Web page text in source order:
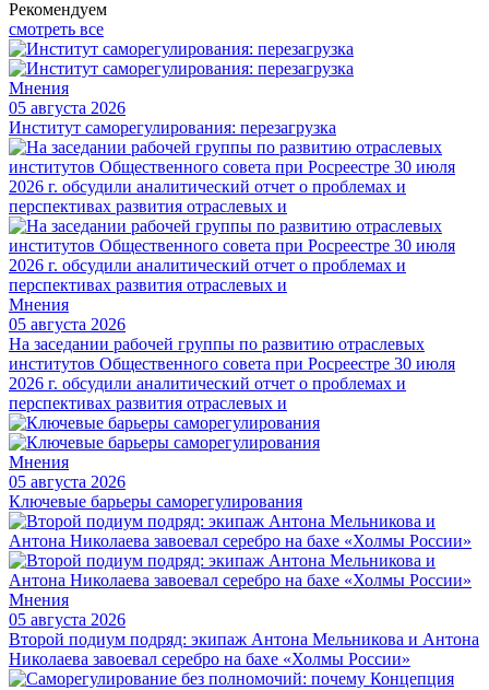
Рекомендуем
смотреть все
Мнения
05 августа 2026
Институт саморегулирования: перезагрузка
Мнения
05 августа 2026
На заседании рабочей группы по развитию отраслевых
институтов Общественного совета при Росреестре 30 июля
2026 г. обсудили аналитический отчет о проблемах и
перспективах развития отраслевых и
Мнения
05 августа 2026
Ключевые барьеры саморегулирования
Мнения
05 августа 2026
Второй подиум подряд: экипаж Антона Мельникова и Антона
Николаева завоевал серебро на бахе «Холмы России»